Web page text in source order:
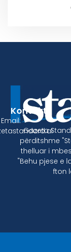
Gazeta
përditshme
thelluar i
"Behu pjese e
fton
Kontakt
Email: